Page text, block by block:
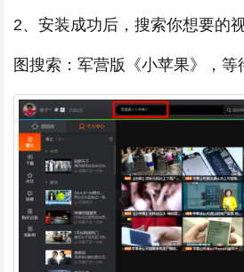
2、安装成功后，搜索你想要的
图搜索：军营版《小苹果》，等